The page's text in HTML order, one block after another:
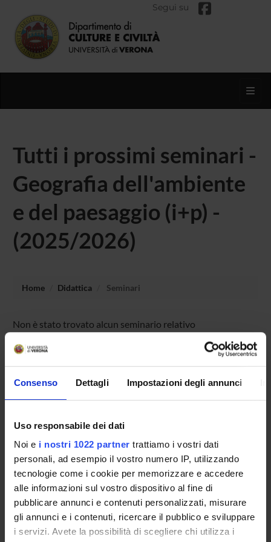
Consenso Dettagli Impostazioni degli annunci
Uso responsabile dei dati
Noi e i nostri 1022 partner trattiamo i vostri dati
personali, ad esempio il vostro numero IP, utilizzando
tecnologie come i cookie per memorizzare e accedere
alle informazioni sul vostro dispositivo al fine di
pubblicare annunci e contenuti personalizzati, misurare
gli annunci e i contenuti, ricercare il pubblico e sviluppare
i servizi. Avete la possibilità di scegliere chi utilizza i
Segui su
Tutti i prossimi seminari -
Geografia dell'ambiente
e del paesaggio (i+p) -
(2025/2026)
Home Didattica Seminari
Non è stato trovato alcun seminario relativo
(i+p).
CORSI DI STUDIO
DOTTORATI DI RICERCA E FORMAZIONE
SUPERIORE
Contatti
Persone
Luoghi